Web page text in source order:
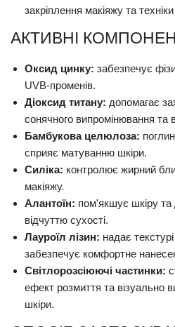
закріплення макіяжу та техніки
АКТИВНІ
Оксид цинку: забезпечує
UVB-променів.
Діоксид титану: допомагає
сонячного випромінювання та
Бамбукова целюлоза:
сприяє матуванню шкіри.
Силіка: контролює жирний
макіяжу.
Алантоїн: пом'якшує шкіру та
відчуттю сухості.
Лауроїл лізин: надає
забезпечує комфортне
Світлорозсіюючі частинки:
ефект розмиття та візуально
шкіри.